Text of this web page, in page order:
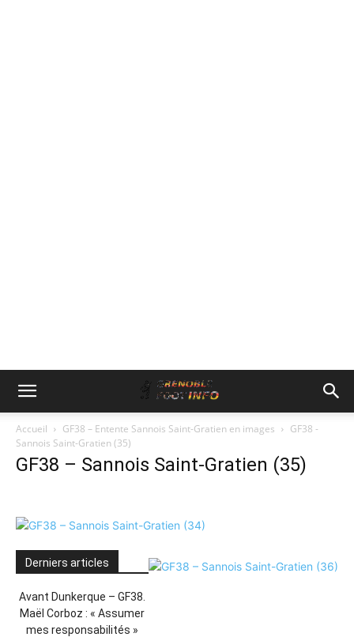
Accueil GF38 – Entente Sannois Saint-Gratien en images
GF38 -
Sannois Saint-Gratien (35)
GF38 – Sannois Saint-Gratien (35)
Derniers articles
Avant Dunkerque – GF38.
Maël Corboz : « Assumer
mes responsabilités »